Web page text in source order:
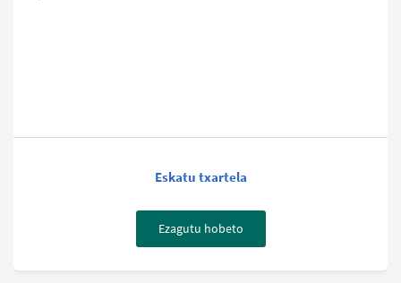
Eskatu txartela
Ezagutu hobeto